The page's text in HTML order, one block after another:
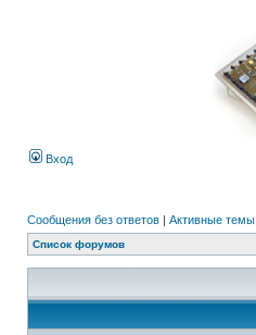
Вход
Сообщения без ответов | Активные темы
Список форумов